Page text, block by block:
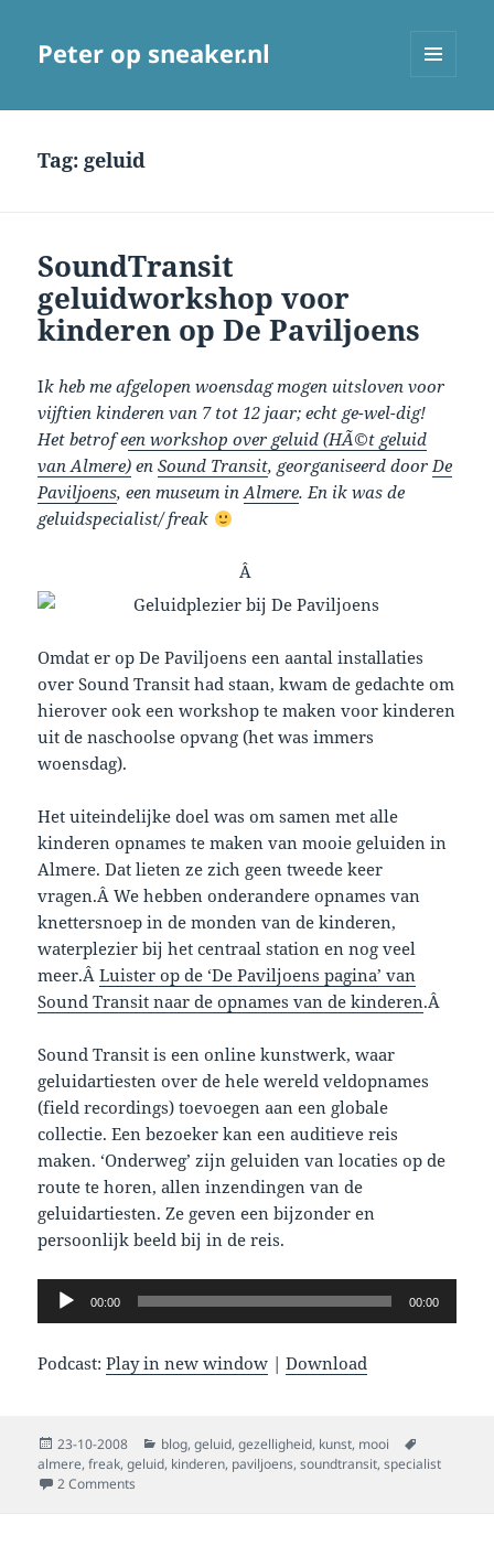
Peter op sneaker.nl
Tag: geluid
SoundTransit
geluidworkshop voor
kinderen op De Paviljoens
Ik heb me afgelopen woensdag mogen uitsloven voor
vijftien kinderen van 7 tot 12 jaar; echt ge-wel-dig!
Het betrof een workshop over geluid (HÃ©t geluid
van Almere) enSound Transit, georganiseerd doorDe
Paviljoens, een museum inAlmere. En ik was de
geluidspecialist/ freak
Â
Omdat er op De Paviljoens een aantal installaties
over Sound Transit had staan, kwam de gedachte om
hierover ook een workshop te maken voor kinderen
uit de naschoolse opvang (het was immers
woensdag).
Het uiteindelijke doel was om samen met alle
kinderen opnames te maken van mooie geluiden in
Almere. Dat lieten ze zich geen tweede keer
vragen.Â We hebben onderandere opnames van
knettersnoep in de monden van de kinderen,
waterplezier bij het centraal station en nog veel
meer.ÂLuister op de ‘De Paviljoens pagina’ van
Sound Transit naar de opnames van de kinderen.Â
Sound Transit is een online kunstwerk, waar
geluidartiesten over de hele wereld veldopnames
(field recordings) toevoegen aan een globale
collectie. Een bezoeker kan een auditieve reis
maken. ‘Onderweg’ zijn geluiden van locaties op de
route te horen, allen inzendingen van de
geluidartiesten. Ze geven een bijzonder en
persoonlijk beeld bij in de reis.
Audio
Player
00:00 00:00
Podcast:Play in new window |Download
Posted
on
23-10-2008 Categories
blog,geluid,gezelligheid, kunst, mooi
almere,freak,geluid, kinderen, paviljoens,soundtransit,specialist
2 Comments